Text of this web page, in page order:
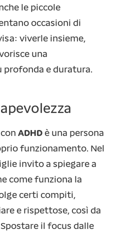
le piccole
occasioni di
viverle insieme,
una
profonda e duratura.
ADHD è una persona
funzionamento. Nel
invito a spiegare a
come funziona la
certi compiti,
e rispettose, così da
il focus dalle